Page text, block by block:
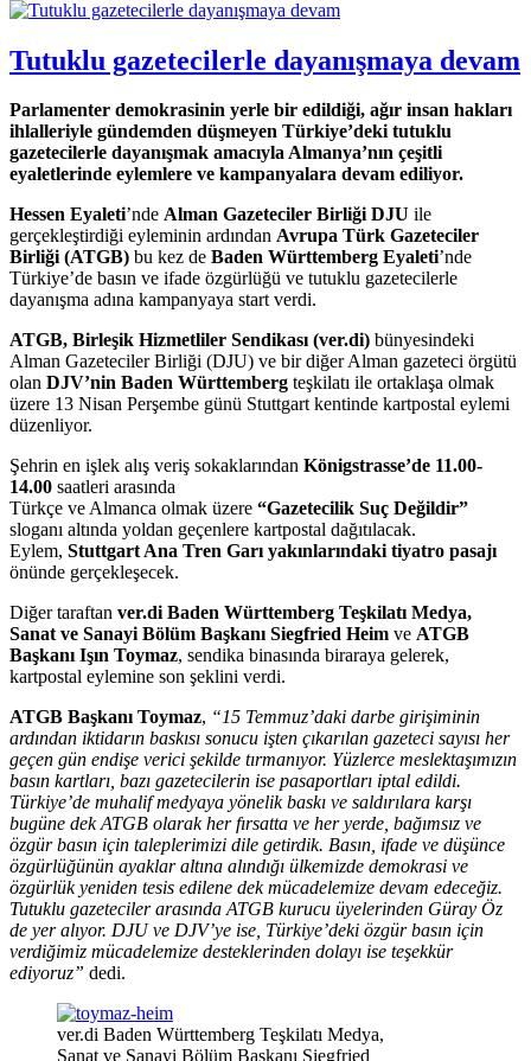
Tutuklu gazetecilerle dayanışmaya devam
Parlamenter demokrasinin yerle bir edildiği, ağır insan hakları
ihlalleriyle gündemden düşmeyen Türkiye’deki tutuklu
gazetecilerle dayanışmak amacıyla Almanya’nın çeşitli
eyaletlerinde eylemlere ve kampanyalara devam ediliyor.
Hessen Eyaleti’nde Alman Gazeteciler Birliği DJU ile
gerçekleştirdiği eyleminin ardından Avrupa Türk Gazeteciler
Birliği (ATGB) bu kez de Baden Württemberg Eyaleti’nde
Türkiye’de basın ve ifade özgürlüğü ve tutuklu gazetecilerle
dayanışma adına kampanyaya start verdi.
ATGB, Birleşik Hizmetliler Sendikası (ver.di) bünyesindeki
Alman Gazeteciler Birliği (DJU) ve bir diğer Alman gazeteci örgütü
olan DJV’nin Baden Württemberg teşkilatı ile ortaklaşa olmak
üzere 13 Nisan Perşembe günü Stuttgart kentinde kartpostal eylemi
düzenliyor.
Şehrin en işlek alış veriş sokaklarından Königstrasse’de 11.00-
14.00 saatleri arasında
Türkçe ve Almanca olmak üzere “Gazetecilik Suç Değildir”
sloganı altında yoldan geçenlere kartpostal dağıtılacak.
Eylem, Stuttgart Ana Tren Garı yakınlarındaki tiyatro pasajı
önünde gerçekleşecek.
Diğer taraftan ver.di Baden Württemberg Teşkilatı Medya,
Sanat ve Sanayi Bölüm Başkanı Siegfried Heim ve ATGB
Başkanı Işın Toymaz, sendika binasında biraraya gelerek,
kartpostal eylemine son şeklini verdi.
ATGB Başkanı Toymaz, “15 Temmuz’daki darbe girişiminin
ardından iktidarın baskısı sonucu işten çıkarılan gazeteci sayısı her
geçen gün endişe verici şekilde tırmanıyor. Yüzlerce meslektaşımızın
basın kartları, bazı gazetecilerin ise pasaportları iptal edildi.
Türkiye’de muhalif medyaya yönelik baskı ve saldırılara karşı
bugüne dek ATGB olarak her fırsatta ve her yerde, bağımsız ve
özgür basın için taleplerimizi dile getirdik. Basın, ifade ve düşünce
özgürlüğünün ayaklar altına alındığı ülkemizde demokrasi ve
özgürlük yeniden tesis edilene dek mücadelemize devam edeceğiz.
Tutuklu gazeteciler arasında ATGB kurucu üyelerinden Güray Öz
de yer alıyor. DJU ve DJV’ye ise, Türkiye’deki özgür basın için
verdiğimiz mücadelemize desteklerinden dolayı ise teşekkür
ediyoruz” dedi.
ver.di Baden Württemberg Teşkilatı Medya,
Sanat ve Sanayi Bölüm Başkanı Siegfried